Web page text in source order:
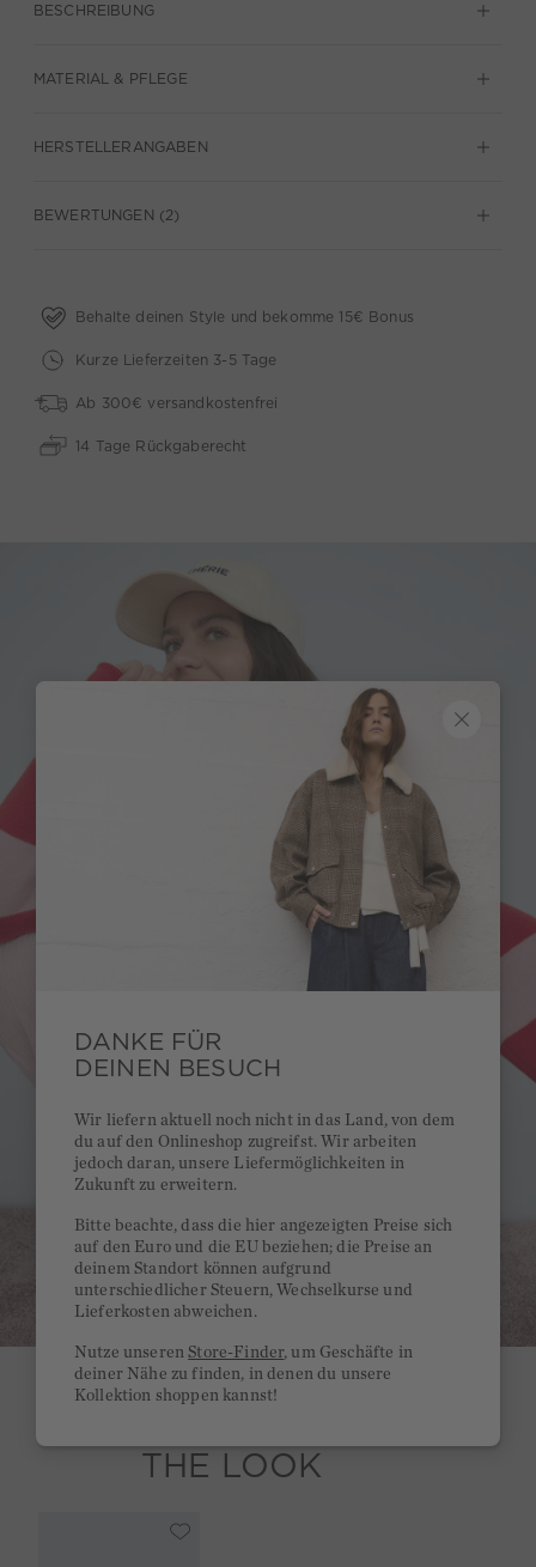
BESCHREIBUNG
MATERIAL & PFLEGE
HERSTELLERANGABEN
BEWERTUNGEN (2)
Behalte deinen Style und bekomme 15€ Bonus
Kurze Lieferzeiten 3-5 Tage
Ab 300€ versandkostenfrei
14 Tage Rückgaberecht
THE LOOK
DANKE FÜR
DEINEN BESUCH
Wir liefern aktuell noch nicht in das Land, von dem
du auf den Onlineshop zugreifst. Wir arbeiten
jedoch daran, unsere Liefermöglichkeiten in
Zukunft zu erweitern.
Bitte beachte, dass die hier angezeigten Preise sich
auf den Euro und die EU beziehen; die Preise an
deinem Standort können aufgrund
unterschiedlicher Steuern, Wechselkurse und
Lieferkosten abweichen.
Nutze unserenStore-Finder, um Geschäfte in
deiner Nähe zu finden, in denen du unsere
Kollektion shoppen kannst!